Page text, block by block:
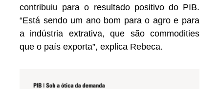
contribuiu para o resultado positivo do PIB.
“Está sendo um ano bom para o agro e para
a indústria extrativa, que são commodities
que o país exporta”, explica Rebeca.